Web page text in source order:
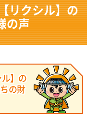
リクシル】の
の声
】の
の財